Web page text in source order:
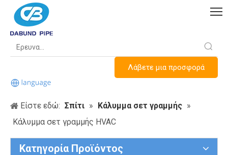
Λάβετε μια προσφορά
Είστε εδώ: Σπίτι » Κάλυμμα σετ γραμμής »
Κάλυμμα σετ γραμμής HVAC
Κατηγορία Προϊόντος